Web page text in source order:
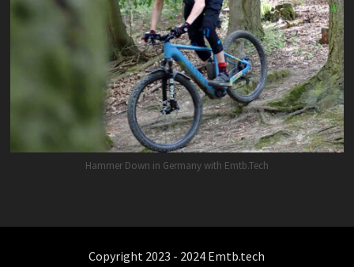
Hammer Down in Germany with Emtb.Tech
Copyright 2023 - 2024 Emtb.tech